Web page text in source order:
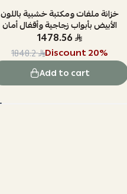
خزانة ملفات ومكتبة خشبية باللون
الأبيض بأبواب زجاجية وأقفال أمان
1478.56
1848.2 Discount20%
Add to cart